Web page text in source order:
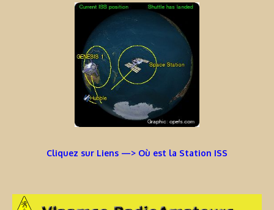
Cliquez sur Liens —> Où est la Station ISS